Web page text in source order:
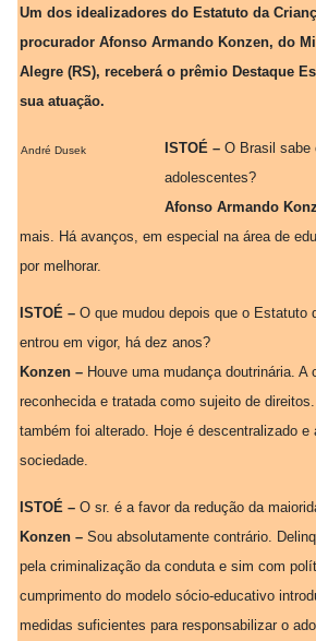
Um dos idealizadores do Estatuto da
procurador Afonso Armando Konzen, do
Alegre (RS), receberá o prêmio Destaque
sua atuação.
André Dusek ISTOÉ – O Brasil sabe
adolescentes?
Afonso Armando
mais. Há avanços, em especial na área de
por melhorar.
ISTOÉ – O que mudou depois que o Estatuto
entrou em vigor, há dez anos?
Konzen – Houve uma mudança doutrinária. A
reconhecida e tratada como sujeito de
também foi alterado. Hoje é descentralizado e
sociedade.
ISTOÉ – O sr. é a favor da redução da
Konzen – Sou absolutamente contrário.
pela criminalização da conduta e sim com
cumprimento do modelo sócio-educativo
medidas suficientes para responsabilizar o